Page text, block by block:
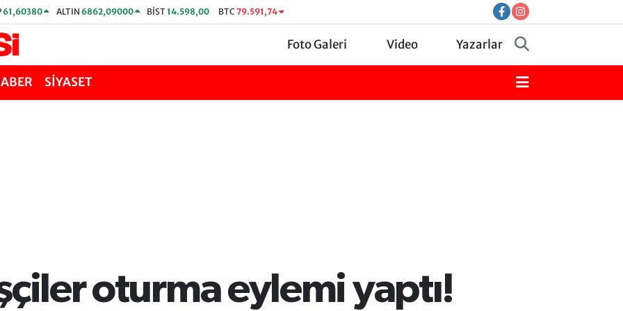
61,60380 ALTIN 6862,09000 BİST14.598,00 BTC 79.591,74
Foto Galeri Video Yazarlar
SİYASET
oturma eylemi yaptı!